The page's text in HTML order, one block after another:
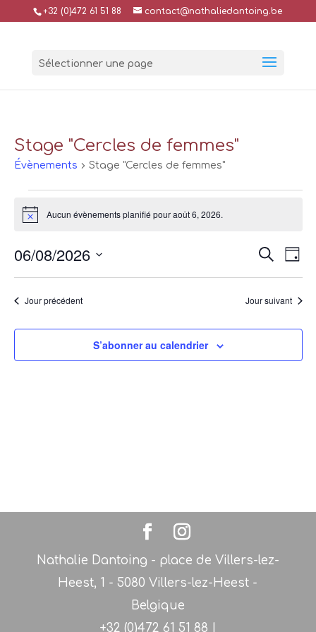
+32 (0)472 61 51 88 contact@nathaliedantoing.be
Sélectionner une page
Stage "Cercles de femmes"
Évènements Stage "Cercles de femmes"
for
6,
2026
Notice Aucun évènements planifié pour août 6, 2026.
de
vues
de
Jour
06/08/2026
Sélectionnez
une
Jour précédent Jour suivant
S’abonner au calendrier
Nathalie Dantoing - place de Villers-lez-
Heest, 1 - 5080 Villers-lez-Heest -
Belgique
+32 (0)472 61 51 88 |